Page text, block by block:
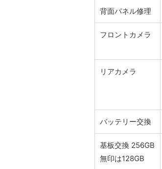
背面パネル修理
フロントカメラ
リアカメラ
バッテリー交換
基板交換 256GB
無印は128GB